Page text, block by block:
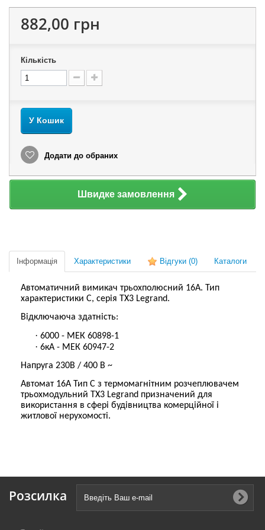
882,00 грн
Кількість
У Кошик
Додати до обраних
Швидке замовлення
Інформація Характеристики Відгуки (0) Каталоги
Автоматичний вимикач трьохполюсний 16А. Тип
характеристики С, серія ТХ3 Legrand.
Відключаюча здатність:
· 6000 - МЕК 60898-1
· 6кА - МЕК 60947-2
Напруга 230В / 400 В ~
Автомат 16А Тип С з термомагнітним розчеплювачем
трьохмодульний ТХ3 Legrand призначений для
використання в сфері будівництва комерційної і
житлової нерухомості.
Розсилка